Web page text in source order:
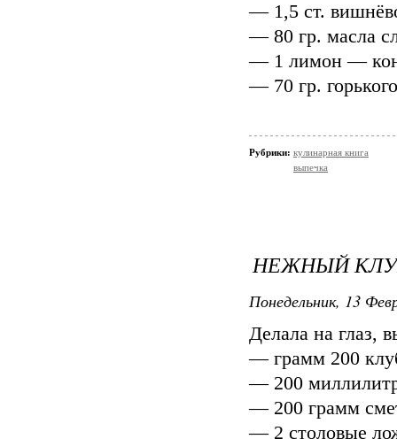
— 1,5 ст.
— 80 гр. масла
— 1 лимон —
— 70 гр.
Рубрики: кулинарная книга
выпечка
НЕЖНЫЙ
Понедельник, 13
Делала на глаз,
— грамм 200
— 200
— 200 грамм
— 2 столовые